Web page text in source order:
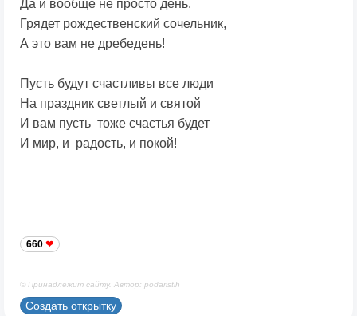
Да и вообще не просто день.
Грядет рождественский сочельник,
А это вам не дребедень!
Пусть будут счастливы все люди
На праздник светлый и святой
И вам пусть тоже счастья будет
И мир, и радость, и покой!
660
© Принадлежит сайту. Автор: podaristih
Создать открытку